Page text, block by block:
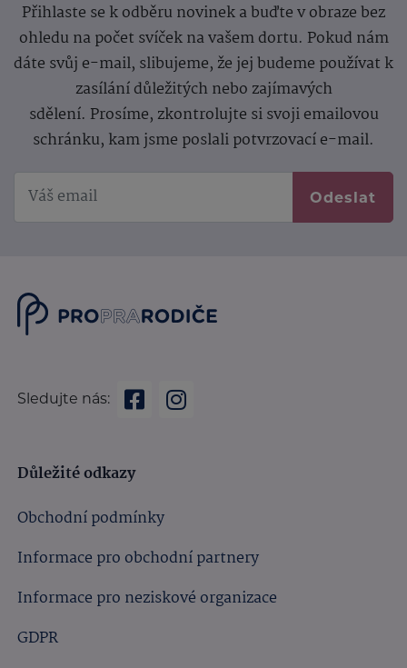
Přihlaste se k odběru novinek a buďte v obraze bez
ohledu na počet svíček na vašem dortu. Pokud nám
dáte svůj e-mail, slibujeme, že jej budeme používat k
zasílání důležitých nebo zajímavých
sdělení. Prosíme, zkontrolujte si svoji emailovou
schránku, kam jsme poslali potvrzovací e-mail.
Odeslat
Sledujte nás:
Důležité odkazy
Obchodní podmínky
Informace pro obchodní partnery
Informace pro neziskové organizace
GDPR